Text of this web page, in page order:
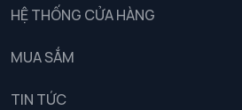
HỆ THỐNG CỬA HÀNG
MUA SẮM
TIN TỨC